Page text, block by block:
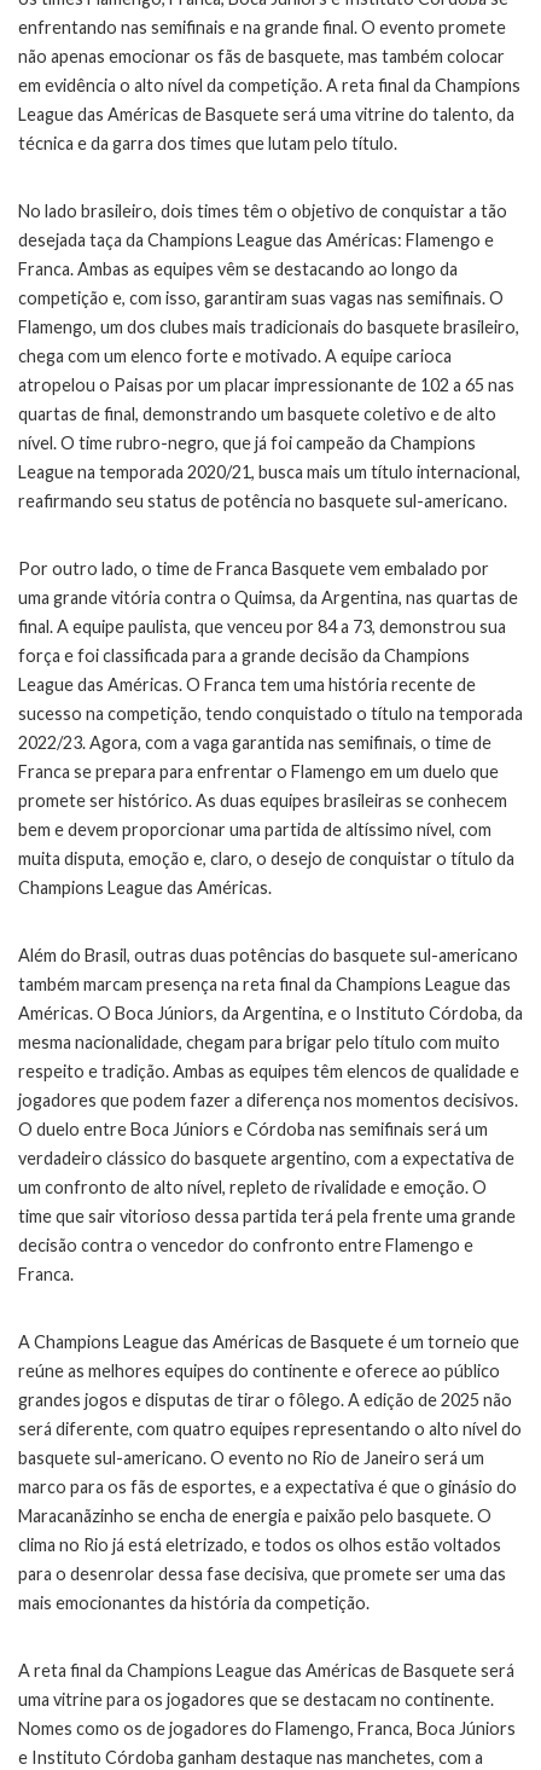
enfrentando nas semifinais e na grande final. O evento promete
não apenas emocionar os fãs de basquete, mas também colocar
em evidência o alto nível da competição. A reta final da Champions
League das Américas de Basquete será uma vitrine do talento, da
técnica e da garra dos times que lutam pelo título.
No lado brasileiro, dois times têm o objetivo de conquistar a tão
desejada taça da Champions League das Américas: Flamengo e
Franca. Ambas as equipes vêm se destacando ao longo da
competição e, com isso, garantiram suas vagas nas semifinais. O
Flamengo, um dos clubes mais tradicionais do basquete brasileiro,
chega com um elenco forte e motivado. A equipe carioca
atropelou o Paisas por um placar impressionante de 102 a 65 nas
quartas de final, demonstrando um basquete coletivo e de alto
nível. O time rubro-negro, que já foi campeão da Champions
League na temporada 2020/21, busca mais um título internacional,
reafirmando seu status de potência no basquete sul-americano.
Por outro lado, o time de Franca Basquete vem embalado por
uma grande vitória contra o Quimsa, da Argentina, nas quartas de
final. A equipe paulista, que venceu por 84 a 73, demonstrou sua
força e foi classificada para a grande decisão da Champions
League das Américas. O Franca tem uma história recente de
sucesso na competição, tendo conquistado o título na temporada
2022/23. Agora, com a vaga garantida nas semifinais, o time de
Franca se prepara para enfrentar o Flamengo em um duelo que
promete ser histórico. As duas equipes brasileiras se conhecem
bem e devem proporcionar uma partida de altíssimo nível, com
muita disputa, emoção e, claro, o desejo de conquistar o título da
Champions League das Américas.
Além do Brasil, outras duas potências do basquete sul-americano
também marcam presença na reta final da Champions League das
Américas. O Boca Júniors, da Argentina, e o Instituto Córdoba, da
mesma nacionalidade, chegam para brigar pelo título com muito
respeito e tradição. Ambas as equipes têm elencos de qualidade e
jogadores que podem fazer a diferença nos momentos decisivos.
O duelo entre Boca Júniors e Córdoba nas semifinais será um
verdadeiro clássico do basquete argentino, com a expectativa de
um confronto de alto nível, repleto de rivalidade e emoção. O
time que sair vitorioso dessa partida terá pela frente uma grande
decisão contra o vencedor do confronto entre Flamengo e
Franca.
A Champions League das Américas de Basquete é um torneio que
reúne as melhores equipes do continente e oferece ao público
grandes jogos e disputas de tirar o fôlego. A edição de 2025 não
será diferente, com quatro equipes representando o alto nível do
basquete sul-americano. O evento no Rio de Janeiro será um
marco para os fãs de esportes, e a expectativa é que o ginásio do
Maracanãzinho se encha de energia e paixão pelo basquete. O
clima no Rio já está eletrizado, e todos os olhos estão voltados
para o desenrolar dessa fase decisiva, que promete ser uma das
mais emocionantes da história da competição.
A reta final da Champions League das Américas de Basquete será
uma vitrine para os jogadores que se destacam no continente.
Nomes como os de jogadores do Flamengo, Franca, Boca Júniors
e Instituto Córdoba ganham destaque nas manchetes, com a